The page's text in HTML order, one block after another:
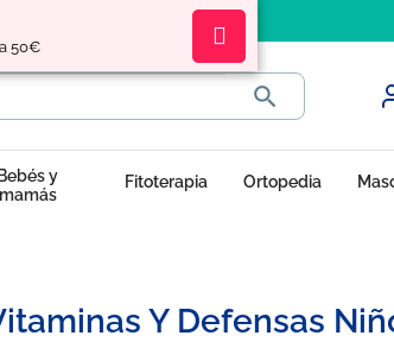
50€

Bebés y
mamás
Fitoterapia Ortopedia
Y Defensas